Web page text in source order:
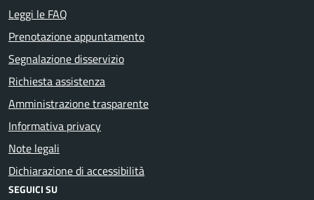
Leggi le FAQ
Prenotazione appuntamento
Segnalazione disservizio
Richiesta assistenza
Amministrazione trasparente
Informativa privacy
Note legali
Dichiarazione di accessibilità
SEGUICI SU